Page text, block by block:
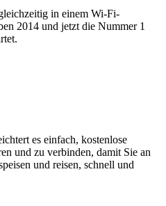
in einem Wi-Fi-
2014 und jetzt die Nummer 1
es einfach, kostenlose
und zu verbinden, damit Sie an
und reisen, schnell und